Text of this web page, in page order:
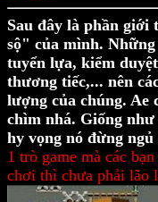
Sau đây là phần giới
sộ" của mình.
tuyển lựa, kiểm
thương tiếc,... nên
lượng của chúng. Ae
chìm nhá. Giống
hy vọng nó đừng
1 trò game mà các
chơi thì chưa phải lão